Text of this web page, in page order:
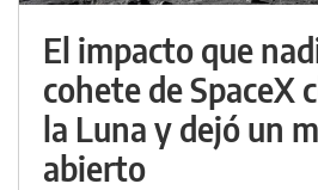
El impacto que
cohete de SpaceX
la Luna y dejó un
abierto